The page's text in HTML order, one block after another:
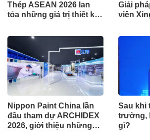
Thép ASEAN 2026 lan
tỏa những giá trị thiết kế
vực
Giải
viên
Nippon Paint China lần
đầu tham dự ARCHIDEX
2026, giới thiệu những
Sau khi
trường,
gì?